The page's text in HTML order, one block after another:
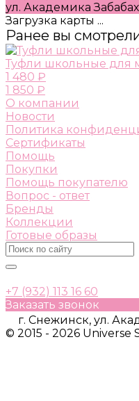
ул. Академика
Загрузка карты ...
Ранее вы
Туфли школьные для
1 480 ₽
1 850 ₽
О компании
Новости
Политика
Сертификаты
Помощь
Покупки
Помощь покупателю
Вопрос - ответ
Бренды
Коллекции
Готовые образы
+7 (932) 113 16 60
Заказать звонок
г. Снежинск, ул.
© 2015 - 2026